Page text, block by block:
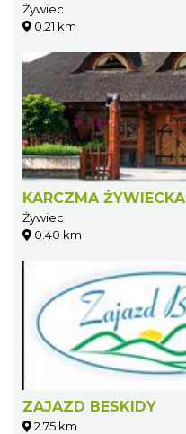
Żywiec
0.21 km
KARCZMA ŻYWIECKA
Żywiec
0.40 km
ZAJAZD BESKIDY
2.75 km